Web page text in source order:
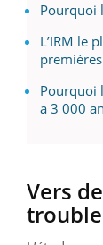
Pourquoi
L’IRM le
Pourquoi
a 3 000
Vers